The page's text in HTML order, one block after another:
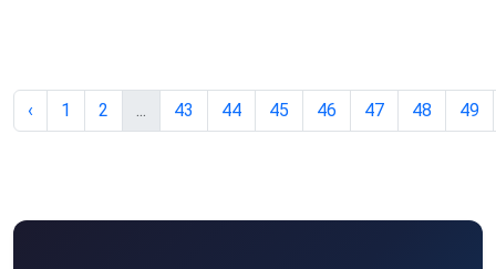
‹ 1 2 ... 43 44 45 46 47 48 49